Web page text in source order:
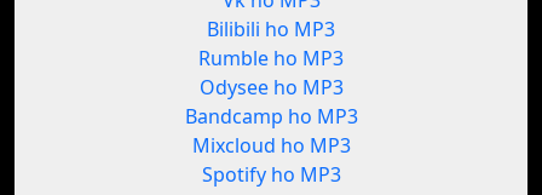
Bilibili ho MP3
Rumble ho MP3
Odysee ho MP3
Bandcamp ho MP3
Mixcloud ho MP3
Spotify ho MP3